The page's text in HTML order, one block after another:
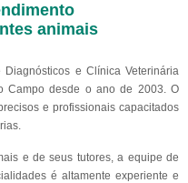
animais
e Clínica Veterinária
Campo desde o ano de 2003. O
e profissionais capacitados
e de seus tutores, a equipe de
é altamente experiente e